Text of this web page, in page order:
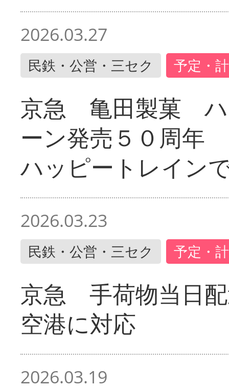
2026.03.27
民鉄・公営・三セク 予定・
京急 亀田製菓 ハ
ーン発売５０周年
ハッピートレイン
2026.03.23
民鉄・公営・三セク 予定・
京急 手荷物当日
空港に対応
2026.03.19